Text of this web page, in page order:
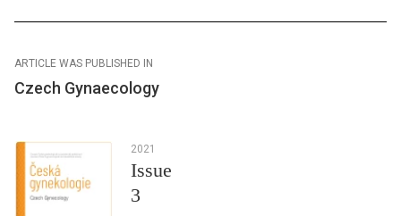
ARTICLE WAS PUBLISHED IN
Czech Gynaecology
2021
Issue
3